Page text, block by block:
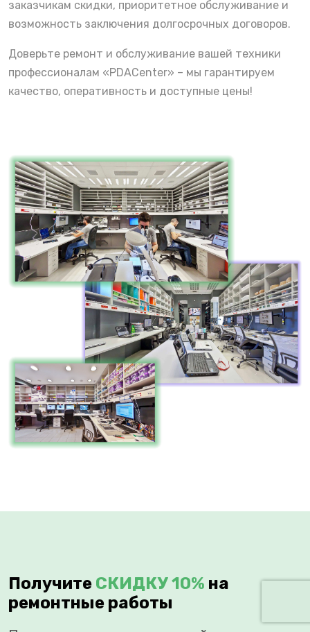
заказчикам скидки, приоритетное обслуживание и
возможность заключения долгосрочных договоров.
Доверьте ремонт и обслуживание вашей техники
профессионалам «PDACenter» – мы гарантируем
качество, оперативность и доступные цены!
Получите СКИДКУ 10% на
ремонтные работы